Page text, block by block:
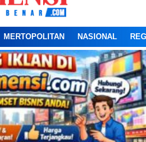
MERTOPOLITAN NASIONAL